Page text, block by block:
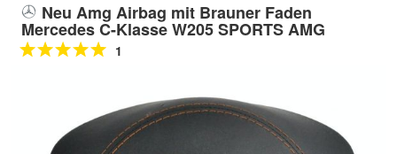
Neu Amg Airbag mit Brauner Faden
Mercedes C-Klasse W205 SPORTS AMG
1